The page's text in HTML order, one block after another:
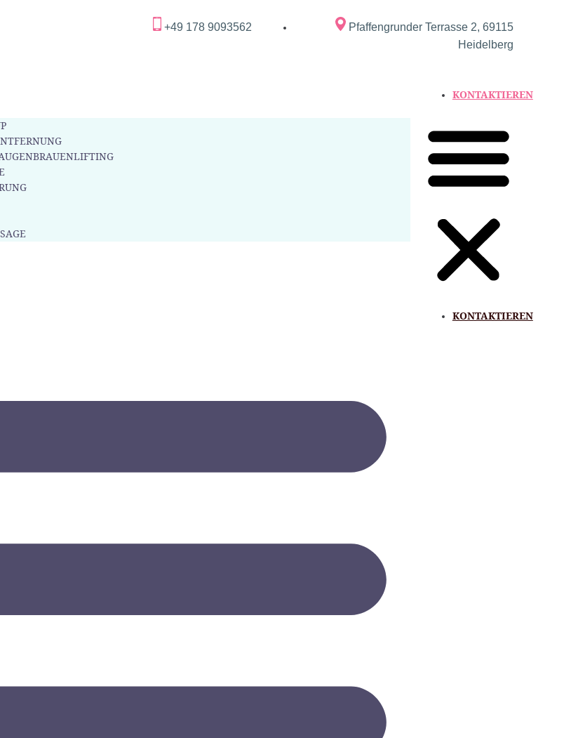
+49 178 9093562
Pfaffengrunder Terrasse 2, 69115
Heidelberg
KONTAKTIEREN
KONTAKTIEREN